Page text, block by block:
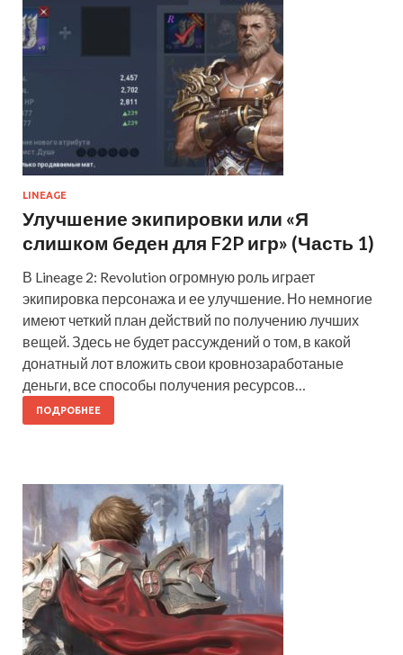
LINEAGE
Улучшение экипировки или «Я
слишком беден для F2P игр» (Часть 1)
В Lineage 2: Revolution огромную роль играет
экипировка персонажа и ее улучшение. Но немногие
имеют четкий план действий по получению лучших
вещей. Здесь не будет рассуждений о том, в какой
донатный лот вложить свои кровнозаработаные
деньги, все способы получения ресурсов…
ПОДРОБНЕЕ